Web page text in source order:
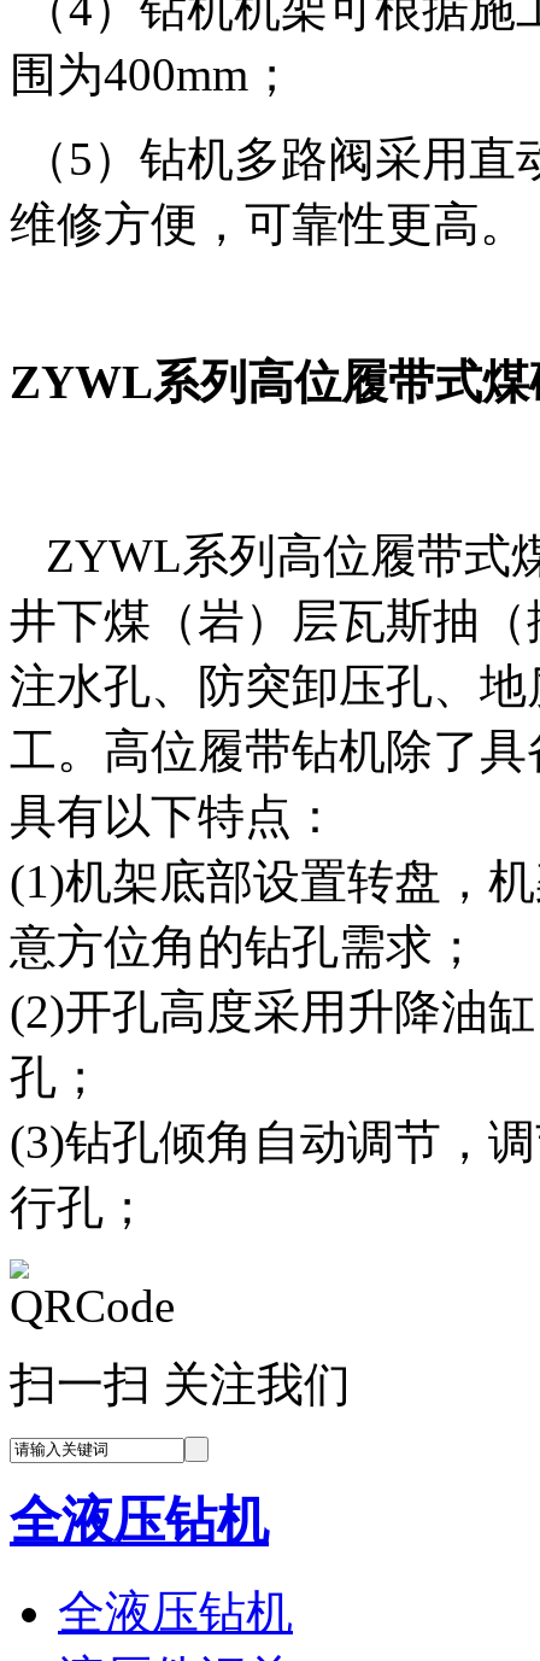
围为400mm；
（5）钻机多路阀采用
维修方便，可靠性更高。
ZYWL系列高位履带式
ZYWL系列高位履带式
井下煤（岩）层瓦斯抽
注水孔、防突卸压孔、
工。高位履带钻机除了
具有以下特点：
(1)机架底部设置转盘，
意方位角的钻孔需求；
(2)开孔高度采用升降油
孔；
(3)钻孔倾角自动调节，
行孔；
扫一扫 关注我们
全液压钻机
全液压钻机